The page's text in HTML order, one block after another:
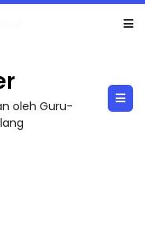
oleh Guru-